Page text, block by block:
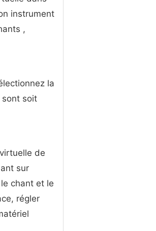
instrument
,
la
sont soit
de
sur
chant et le
régler